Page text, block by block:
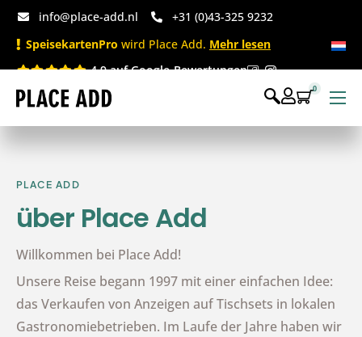
info@place-add.nl
+31 (0)43-325 9232
SpeisekartenPro wird Place Add. Mehr lesen
4.9 auf Google-Bewertungen
Speisekarten
Tischaccessoires & Co
0
PLACE ADD
über Place Add
Willkommen bei Place Add!
Unsere Reise begann 1997 mit einer einfachen Idee:
das Verkaufen von Anzeigen auf Tischsets in lokalen
Gastronomiebetrieben. Im Laufe der Jahre haben wir